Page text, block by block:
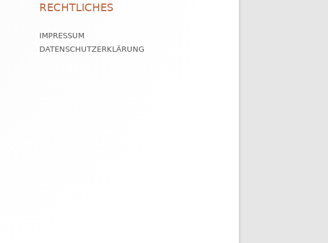
RECHTLICHES
IMPRESSUM
DATENSCHUTZERKLÄRUNG